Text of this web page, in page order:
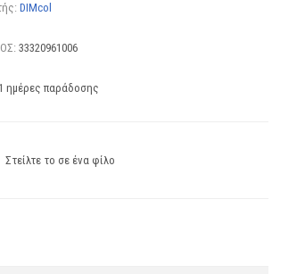
DIMcol
33320961006
ημέρες παράδοσης
Στείλτε το σε ένα φίλο